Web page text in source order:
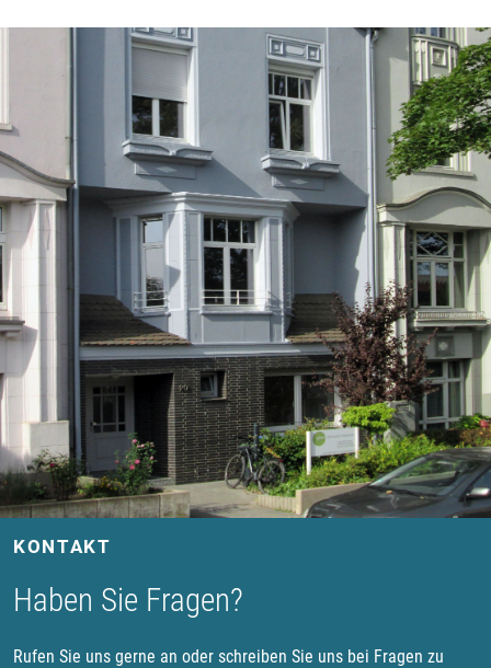
KONTAKT
Haben Sie Fragen?
Rufen Sie uns gerne an oder schreiben Sie uns bei Fragen zu